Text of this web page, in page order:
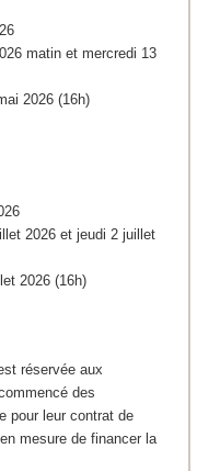
matin et mercredi 13
2026 (16h)
2026 et jeudi 2 juillet
2026 (16h)
réservée aux
des
pour leur contrat de
mesure de financer la